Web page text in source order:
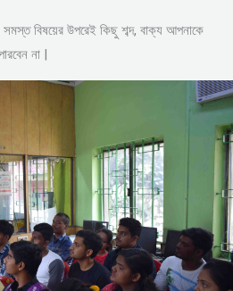
সমস্ত বিষয়ের উপরেই কিছু শব্দ, বাক্য আপনাকে
না |